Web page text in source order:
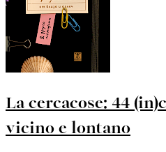
La cercacose: 44
vicino e lontano